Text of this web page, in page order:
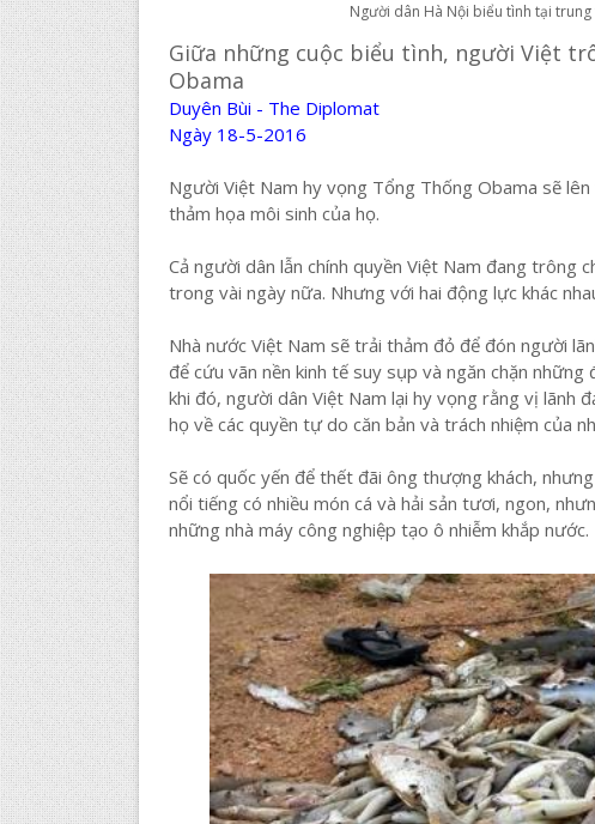
Người dân Hà Nội biểu tình tại trung
Giữa những cuộc biểu tình, người Việt
Obama
Duyên Bùi - The Diplomat
Ngày 18-5-2016
Người Việt Nam hy vọng Tổng Thống Obama sẽ
thảm họa môi sinh của họ.
Cả người dân lẫn chính quyền Việt Nam đang trông
trong vài ngày nữa. Nhưng với hai động lực khác
Nhà nước Việt Nam sẽ trải thảm đỏ để đón người
để cứu vãn nền kinh tế suy sụp và ngăn chặn
khi đó, người dân Việt Nam lại hy vọng rằng vị lãnh
họ về các quyền tự do căn bản và trách nhiệm của
Sẽ có quốc yến để thết đãi ông thượng khách,
nổi tiếng có nhiều món cá và hải sản tươi, ngon,
những nhà máy công nghiệp tạo ô nhiễm khắp nước.